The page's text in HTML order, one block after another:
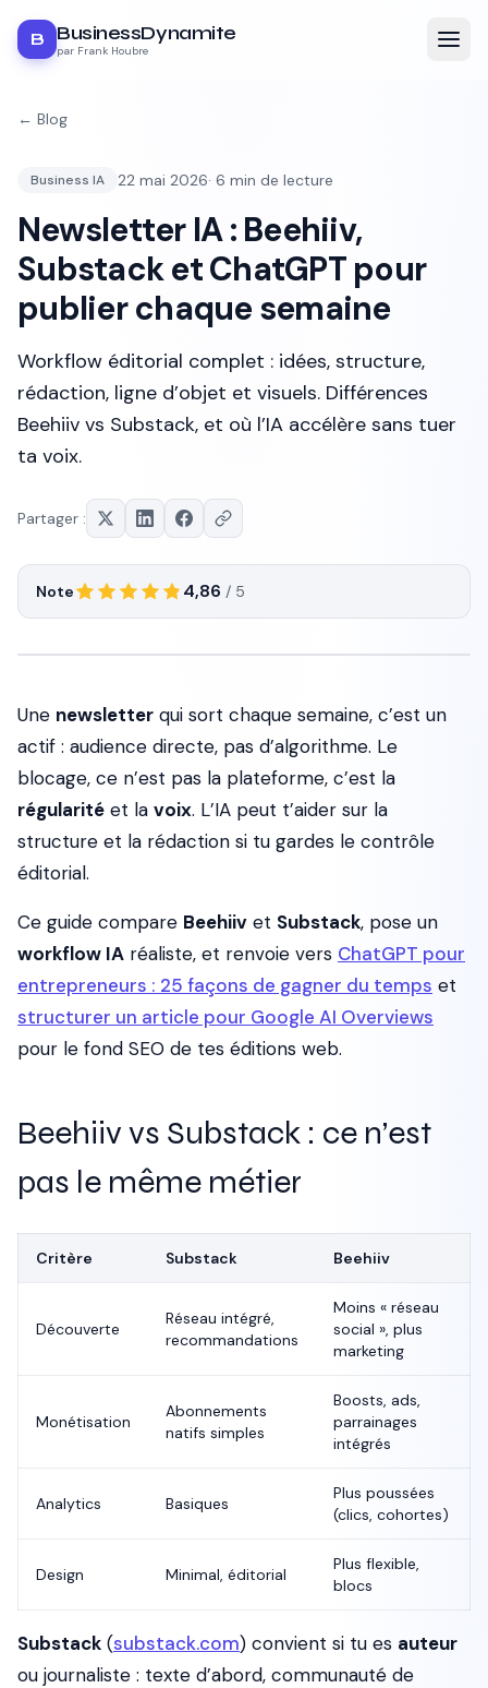
B BusinessDynamite
par Frank Houbre
← Blog
Business IA 22 mai 2026· 6 min de lecture
Newsletter IA : Beehiiv,
Substack et ChatGPT pour
publier chaque semaine
Workflow éditorial complet : idées, structure,
rédaction, ligne d’objet et visuels. Différences
Beehiiv vs Substack, et où l’IA accélère sans tuer
ta voix.
Partager :
Note 4,86 / 5
Une newsletter qui sort chaque semaine, c’est un
actif : audience directe, pas d’algorithme. Le
blocage, ce n’est pas la plateforme, c’est la
régularité et la voix. L’IA peut t’aider sur la
structure et la rédaction si tu gardes le contrôle
éditorial.
Ce guide compare Beehiiv et Substack, pose un
workflow IA réaliste, et renvoie vers ChatGPT pour
entrepreneurs : 25 façons de gagner du temps et
structurer un article pour Google AI Overviews
pour le fond SEO de tes éditions web.
Beehiiv vs Substack : ce n’est
pas le même métier
Critère Substack Beehiiv
Découverte
Réseau intégré,
recommandations
Moins « réseau
social », plus
marketing
Monétisation
Abonnements
natifs simples
Boosts, ads,
parrainages
intégrés
Analytics Basiques
Plus poussées
(clics, cohortes)
Design Minimal, éditorial
Plus flexible,
blocs
Substack (substack.com) convient si tu es auteur
ou journaliste : texte d’abord, communauté de